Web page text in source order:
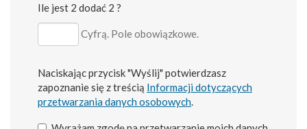
Ile jest 2 dodać 2 ?
Cyfrą. Pole obowiązkowe.
Naciskając przycisk "Wyślij" potwierdzasz
zapoznanie się z treścią Informacji dotyczących
przetwarzania danych osobowych.